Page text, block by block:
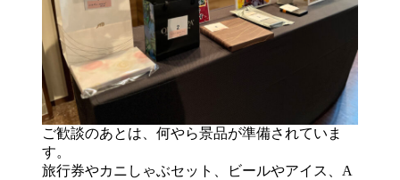
ご歓談のあとは、何やら景品が準備されていま
す。
旅行券やカニしゃぶセット、ビールやアイス、A